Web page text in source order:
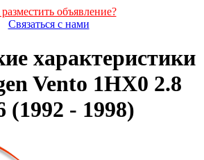
объявление?
Связаться с нами
характеристики
Vento 1HX0 2.8
(1992 - 1998)